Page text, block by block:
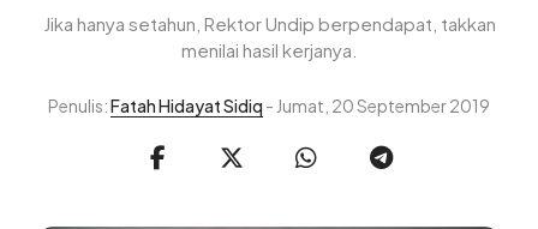
Jika hanya setahun, Rektor Undip berpendapat, takkan
menilai hasil kerjanya.
Penulis:Fatah Hidayat Sidiq - Jumat, 20 September 2019